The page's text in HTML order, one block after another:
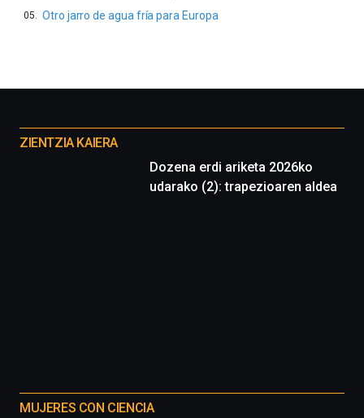
Otro jarro de agua fría para Europa
proyectos
ZIENTZIA KAIERA
Dozena erdi ariketa 2026ko
udarako (2): trapezioaren aldea
MUJERES CON CIENCIA